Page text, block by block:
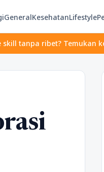
GeneralKesehatanLifestyle
Temukan kelas seru